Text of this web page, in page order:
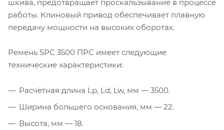
шкива, предотвращает проскальзывание в процессе
работы. Клиновый привод обеспечивает плавную
передачу мощности на высоких оборотах.
Ремень SPC 3500 ПРС имеет следующие
технические характеристики:
Расчётная длина Lp, Ld, Lw, мм — 3500.
Ширина большего основания, мм — 22.
Высота, мм — 18.